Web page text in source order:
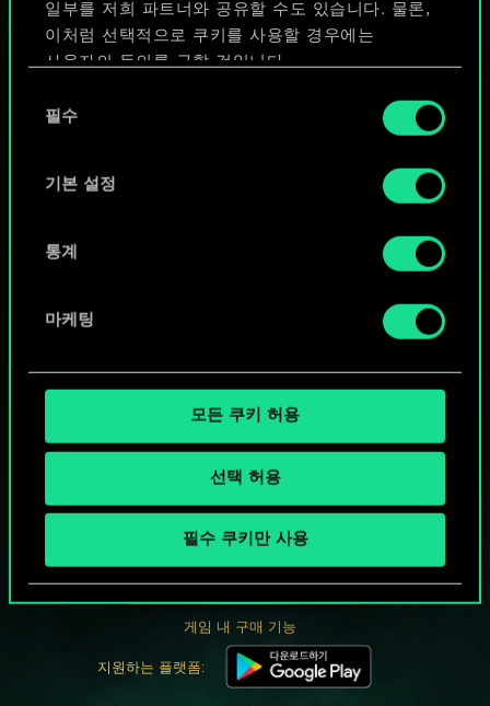
일부를 저희 파트너와 공유할 수도 있습니다. 물론,
이처럼 선택적으로 쿠키를 사용할 경우에는
사용자의 동의를 구할 것입니다.
쿠키 사용에 관한 세부 사항이나 관련 설정은 아래의
필수
기본 설정
통계
마케팅
모든 쿠키 허용
선택 허용
필수 쿠키만 사용
또는
궨트 한 판 어떠신가요?
PC에서 무료 플레이
게임 내 구매 기능
지원하는 플랫폼: